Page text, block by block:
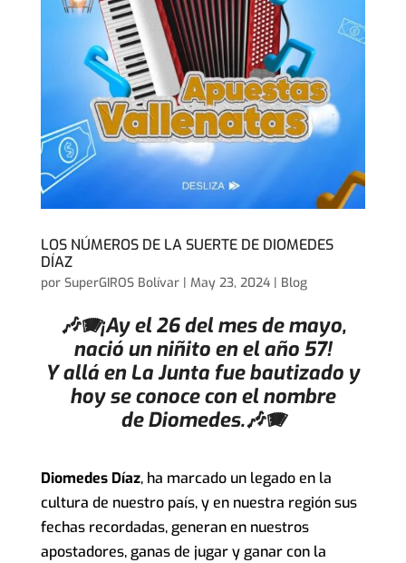
LOS NÚMEROS DE LA SUERTE DE DIOMEDES
DÍAZ
por SuperGIROS Bolívar| May 23, 2024| Blog
🎶🪗¡Ay el 26 del mes de mayo,
nació un niñito en el año 57!
Y allá en La Junta fue bautizado y
hoy se conoce con el nombre
de Diomedes.🎶🪗
Diomedes Díaz, ha marcado un legado en la
cultura de nuestro país, y en nuestra región sus
fechas recordadas, generan en nuestros
apostadores, ganas de jugar y ganar con la